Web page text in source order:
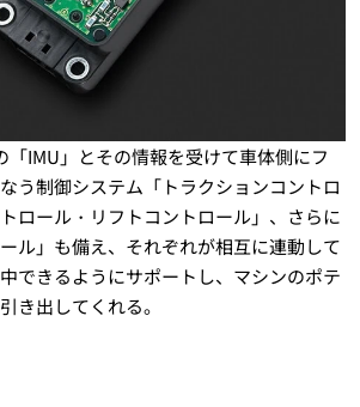
「IMU」とその情報を受けて車体側にフ
う制御システム「トラクションコントロ
ロール・リフトコントロール」、さらに
ル」も備え、それぞれが相互に連動して
できるようにサポートし、マシンのポテ
き出してくれる。